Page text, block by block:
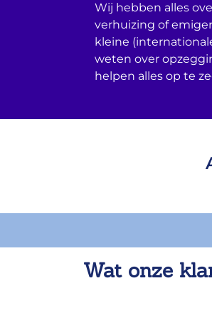
Wij hebben alles
verhuizing of
kleine
weten over
helpen alles op te
Wat onze